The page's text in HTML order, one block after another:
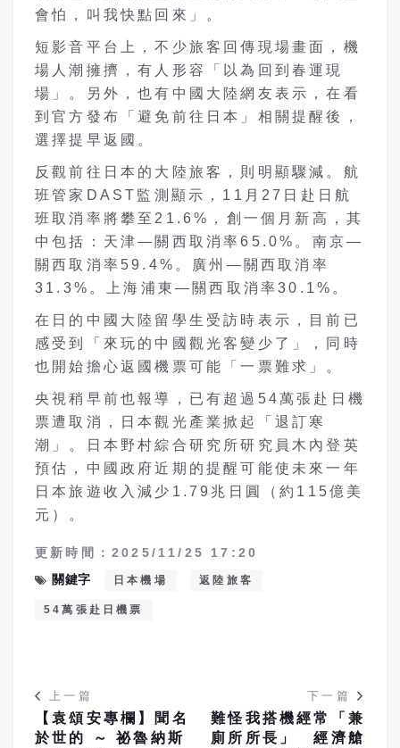
會怕，叫我快點回來」。
短影音平台上，不少旅客回傳現場畫面，機
場人潮擁擠，有人形容「以為回到春運現
場」。另外，也有中國大陸網友表示，在看
到官方發布「避免前往日本」相關提醒後，
選擇提早返國。
反觀前往日本的大陸旅客，則明顯驟減。航
班管家DAST監測顯示，11月27日赴日航
班取消率將攀至21.6%，創一個月新高，其
中包括：天津—關西取消率65.0%。南京—
關西取消率59.4%。廣州—關西取消率
31.3%。上海浦東—關西取消率30.1%。
在日的中國大陸留學生受訪時表示，目前已
感受到「來玩的中國觀光客變少了」，同時
也開始擔心返國機票可能「一票難求」。
央視稍早前也報導，已有超過54萬張赴日機
票遭取消，日本觀光產業掀起「退訂寒
潮」。日本野村綜合研究所研究員木內登英
預估，中國政府近期的提醒可能使未來一年
日本旅遊收入減少1.79兆日圓（約115億美
元）。
更新時間：2025/11/25 17:20
關鍵字
日本機場 返陸旅客
54萬張赴日機票
上一篇
【袁頌安專欄】聞名
於世的 ～ 祕魯納斯
下一篇
難怪我搭機經常「兼
廁所所長」 經濟艙